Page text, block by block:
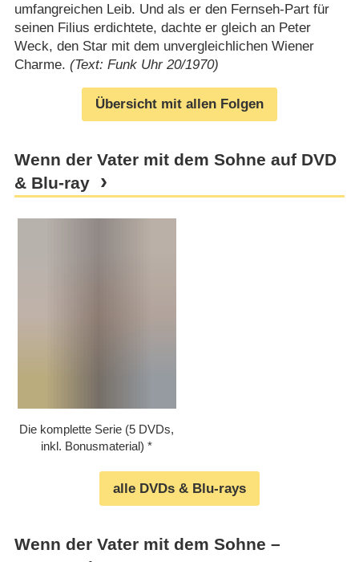
umfangreichen Leib. Und als er den Fernseh-Part für
seinen Filius erdichtete, dachte er gleich an Peter
Weck, den Star mit dem unvergleichlichen Wiener
Charme. (Text: Funk Uhr 20/1970)
Übersicht mit allen Folgen
Wenn der Vater mit dem Sohne auf DVD
& Blu-ray
Die komplette Serie (5 DVDs,
inkl. Bonusmaterial)
alle DVDs & Blu-rays
Wenn der Vater mit dem Sohne –